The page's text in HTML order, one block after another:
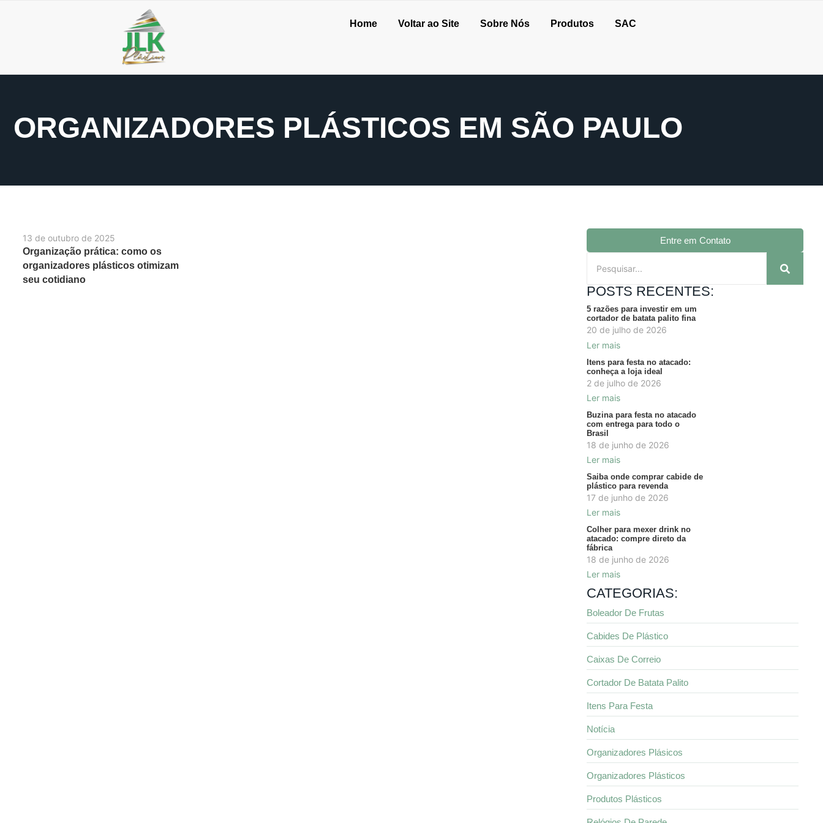
Home Voltar ao Site Sobre Nós Produtos SAC
ORGANIZADORES PLÁSTICOS EM SÃO PAULO
13 de outubro de 2025
Organização prática: como os
organizadores plásticos otimizam
seu cotidiano
Entre em Contato
POSTS RECENTES:
5 razões para investir em um
cortador de batata palito fina
20 de julho de 2026
Ler mais
Itens para festa no atacado:
conheça a loja ideal
2 de julho de 2026
Ler mais
Buzina para festa no atacado
com entrega para todo o
Brasil
18 de junho de 2026
Ler mais
Saiba onde comprar cabide de
plástico para revenda
17 de junho de 2026
Ler mais
Colher para mexer drink no
atacado: compre direto da
fábrica
18 de junho de 2026
Ler mais
CATEGORIAS:
Boleador De Frutas
Cabides De Plástico
Caixas De Correio
Cortador De Batata Palito
Itens Para Festa
Notícia
Organizadores Plásicos
Organizadores Plásticos
Produtos Plásticos